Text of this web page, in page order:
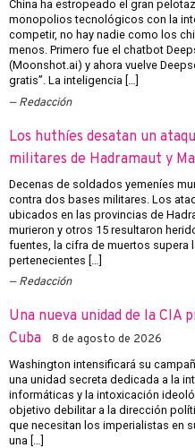
China ha estropeado el gran
monopolios tecnológicos con la
competir, no hay nadie como los
menos. Primero fue el chatbot
(Moonshot.ai) y ahora vuelve
gratis”. La inteligencia […]
Redacción
Los huthíes desatan un
militares de Hadramaut y
Decenas de soldados yemeníes
contra dos bases militares. Los
ubicados en las provincias de
murieron y otros 15 resultaron
fuentes, la cifra de muertos supera
pertenecientes […]
Redacción
Una nueva unidad de la CIA
Cuba
8 de agosto de 2026
Washington intensificará su
una unidad secreta dedicada a la
informáticas y la intoxicación
objetivo debilitar a la dirección
que necesitan los imperialistas en
una […]